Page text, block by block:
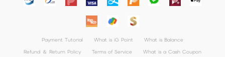
Payment Tutorial What is iG Point
What is Balance
Refund ＆ Return Policy
Terms of Service
What is a Cash Coupon